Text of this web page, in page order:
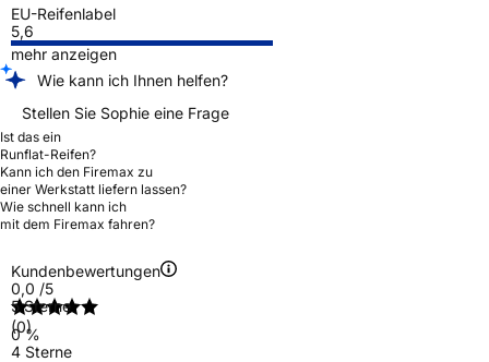
EU-Reifenlabel
5,6
mehr anzeigen
Wie kann ich Ihnen helfen?
Stellen Sie Sophie eine Frage
Ist das ein
Runflat-Reifen?
Kann ich den Firemax zu
einer Werkstatt liefern lassen?
Wie schnell kann ich
mit dem Firemax fahren?
Kundenbewertungen
0,0 /5
(0)
5 Sterne
0 %
4 Sterne